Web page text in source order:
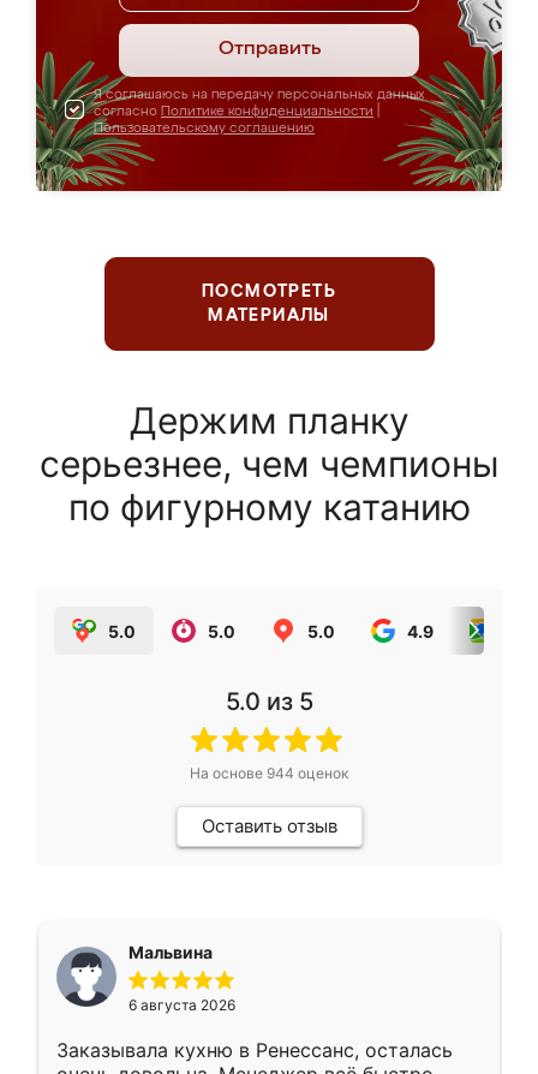
Отправить
Я соглашаюсь на передачу персональных данных
согласно Политике конфиденциальности
Пользовательскому соглашению
ПОСМОТРЕТЬ
МАТЕРИАЛЫ
Держим планку
серьезнее, чем чемпионы
по фигурному катанию
5.0 5.0 5.0 4.9
5.0 из 5
На основе 944 оценок
Оставить отзыв
Мальвина
6 августа 2026
Заказывала кухню в Ренессанс, осталась